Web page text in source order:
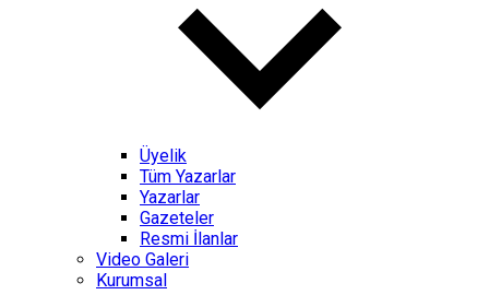
Üyelik
Tüm Yazarlar
Yazarlar
Gazeteler
Resmi İlanlar
Video Galeri
Kurumsal